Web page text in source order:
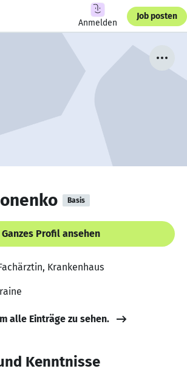
Anmelden
Job posten
Basis
Ganzes Profil ansehen
Krankenhaus
alle Einträge zu sehen.
Kenntnisse